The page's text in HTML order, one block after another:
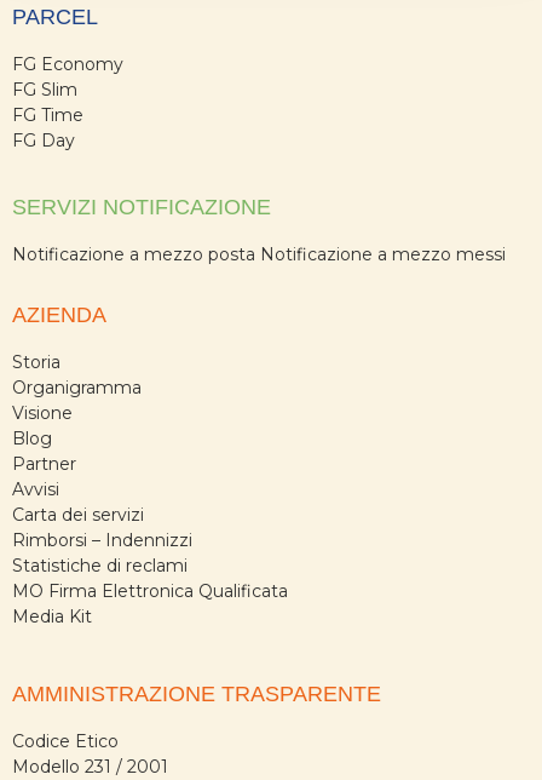
PARCEL
FG Economy
FG Slim
FG Time
FG Day
SERVIZI NOTIFICAZIONE
Notificazione a mezzo posta Notificazione a mezzo messi
AZIENDA
Storia
Organigramma
Visione
Blog
Partner
Avvisi
Carta dei servizi
Rimborsi – Indennizzi
Statistiche di reclami
MO Firma Elettronica Qualificata
Media Kit
AMMINISTRAZIONE TRASPARENTE
Codice Etico
Modello 231 / 2001